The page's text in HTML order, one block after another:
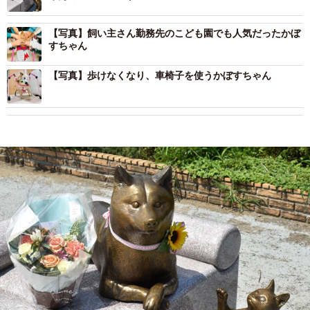
【写真】飼い主さん勤務先のこども園でも人気だったかぼ
すちゃん
【写真】歩けなくなり、車椅子を使うかぼすちゃん